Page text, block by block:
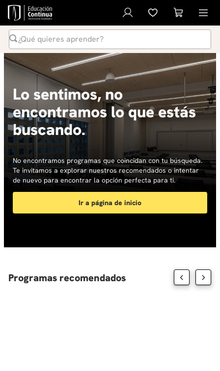
¿Qué quieres aprender?
Lo sentimos, no
encontramos lo que estás
buscando.
No encontramos programas que coincidan con tu búsqueda.
Te invitamos a explorar nuestros recomendados o intentar
de nuevo para encontrar la opción perfecta para ti.
Ir a página de inicio
Programas recomendados
Términos Más Buscados
inteligencia artificial
.
ia
3.
4.
diplomado
5.
global english program
.
liderazgo
.
inglés
8.
música
9